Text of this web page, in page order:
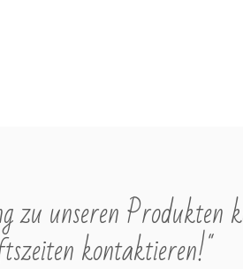
unseren Produkten
kontaktieren!"